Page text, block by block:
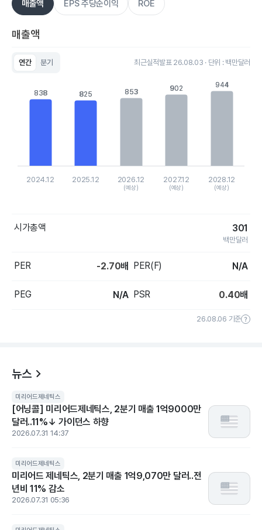
매출액 EPS 주당순이익 ROE
매출액
연간 분기 최근실적발표 26.08.03 · 단위 : 백만달러
View as data table, Chart
838
838 825
825 853
853 902
902 944
944
2024.12 2025.12 2026.12
(예상)
2027.12
(예상)
2028.12
(예상)
시가총액 301
백만달러
PER -2.70배 PER(F) N/A
PEG N/A PSR 0.40배
26.08.06 기준
뉴스
미리어드제네틱스
[어닝콜] 미리어드제네틱스, 2분기 매출 1억9000만
달러..11%↓ 가이던스 하향
2026.07.31 14:37
미리어드제네틱스
미리어드 제네틱스, 2분기 매출 1억9,070만 달러..전
년비 11% 감소
2026.07.31 05:36